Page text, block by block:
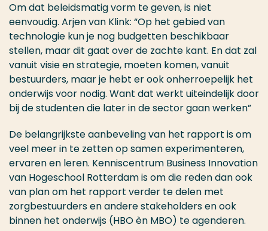
Om dat beleidsmatig vorm te geven, is niet
eenvoudig. Arjen van Klink: “Op het gebied van
technologie kun je nog budgetten beschikbaar
stellen, maar dit gaat over de zachte kant. En dat zal
vanuit visie en strategie, moeten komen, vanuit
bestuurders, maar je hebt er ook onherroepelijk het
onderwijs voor nodig. Want dat werkt uiteindelijk door
bij de studenten die later in de sector gaan werken”
De belangrijkste aanbeveling van het rapport is om
veel meer in te zetten op samen experimenteren,
ervaren en leren. Kenniscentrum Business Innovation
van Hogeschool Rotterdam is om die reden dan ook
van plan om het rapport verder te delen met
zorgbestuurders en andere stakeholders en ook
binnen het onderwijs (HBO èn MBO) te agenderen.